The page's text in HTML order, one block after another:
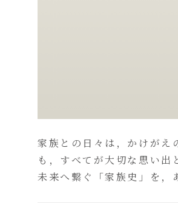
家族との日々は，かけがえ
も，すべてが大切な思い
未来へ繋ぐ「家族史」を，